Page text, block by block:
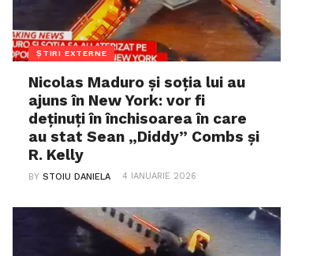
ȘTIRI EXTERNE
Nicolas Maduro și soția lui au
ajuns în New York: vor fi
deținuți în închisoarea în care
au stat Sean „Diddy” Combs și
R. Kelly
BYSTOIU DANIELA 4 IANUARIE 2026